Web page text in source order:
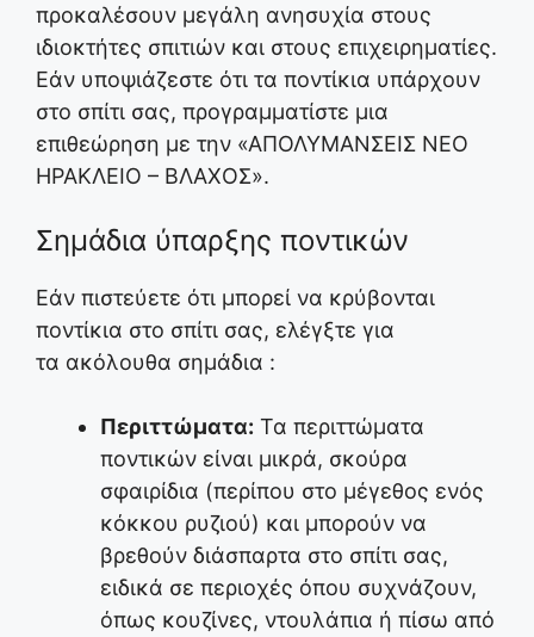
προκαλέσουν μεγάλη ανησυχία στους
ιδιοκτήτες σπιτιών και στους επιχειρηματίες.
Εάν υποψιάζεστε ότι τα ποντίκια υπάρχουν
στο σπίτι σας, προγραμματίστε μια
επιθεώρηση με την «ΑΠΟΛΥΜΑΝΣΕΙΣ ΝΕΟ
ΗΡΑΚΛΕΙΟ – ΒΛΑΧΟΣ».
Σημάδια ύπαρξης ποντικών
Εάν πιστεύετε ότι μπορεί να κρύβονται
ποντίκια στο σπίτι σας, ελέγξτε για
τα ακόλουθα σημάδια :
Περιττώματα: Τα περιττώματα
ποντικών είναι μικρά, σκούρα
σφαιρίδια (περίπου στο μέγεθος ενός
κόκκου ρυζιού) και μπορούν να
βρεθούν διάσπαρτα στο σπίτι σας,
ειδικά σε περιοχές όπου συχνάζουν,
όπως κουζίνες, ντουλάπια ή πίσω από